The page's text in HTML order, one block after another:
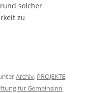
solcher
zu
Archiv, PROJEKTE,
für Gemeinsinn